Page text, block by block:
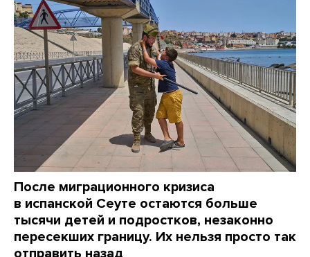
После миграционного кризиса
в испанской Сеуте остаются больше
тысячи детей и подростков, незаконно
пересекших границу. Их нельзя просто так
отправить назад